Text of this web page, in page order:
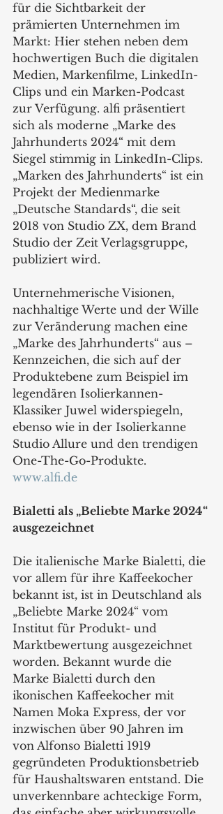
für die Sichtbarkeit der
prämierten Unternehmen im
Markt: Hier stehen neben dem
hochwertigen Buch die digitalen
Medien, Markenfilme, LinkedIn-
Clips und ein Marken-Podcast
zur Verfügung. alfi präsentiert
sich als moderne „Marke des
Jahrhunderts 2024“ mit dem
Siegel stimmig in LinkedIn-Clips.
„Marken des Jahrhunderts“ ist ein
Projekt der Medienmarke
„Deutsche Standards“, die seit
2018 von Studio ZX, dem Brand
Studio der Zeit Verlagsgruppe,
publiziert wird.
Unternehmerische Visionen,
nachhaltige Werte und der Wille
zur Veränderung machen eine
„Marke des Jahrhunderts“ aus –
Kennzeichen, die sich auf der
Produktebene zum Beispiel im
legendären Isolierkannen-
Klassiker Juwel widerspiegeln,
ebenso wie in der Isolierkanne
Studio Allure und den trendigen
One-The-Go-Produkte.
www.alfi.de
Bialetti als „Beliebte Marke 2024“
ausgezeichnet
Die italienische Marke Bialetti, die
vor allem für ihre Kaffeekocher
bekannt ist, ist in Deutschland als
„Beliebte Marke 2024“ vom
Institut für Produkt- und
Marktbewertung ausgezeichnet
worden. Bekannt wurde die
Marke Bialetti durch den
ikonischen Kaffeekocher mit
Namen Moka Express, der vor
inzwischen über 90 Jahren im
von Alfonso Bialetti 1919
gegründeten Produktionsbetrieb
für Haushaltswaren entstand. Die
unverkennbare achteckige Form,